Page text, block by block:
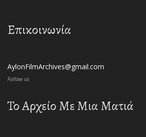
Επικοινωνία
AylonFilmArchives@gmail.com
Follow us
Το Αρχείο Με Μια Ματιά